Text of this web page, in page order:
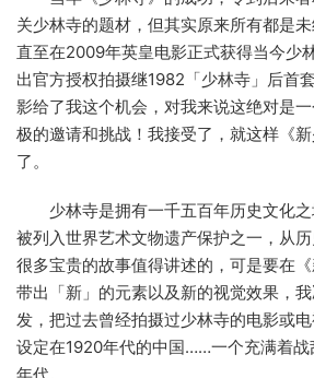
关少林寺的题材，但其实原来所有都是
直至在2009年英皇电影正式获得当今少
出官方授权拍摄继1982「少林寺」后首
影给了我这个机会，对我来说这绝对是
极的邀请和挑战！我接受了，就这样《
了。
少林寺是拥有一千五百年历史文化之
被列入世界艺术文物遗产保护之一，从
很多宝贵的故事值得讲述的，可是要在
带出「新」的元素以及新的视觉效果，
发，把过去曾经拍摄过少林寺的电影或
设定在1920年代的中国……一个充满着战
年代。